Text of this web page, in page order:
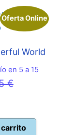
Oferta Online
World
en 5 a 15
€El
era:
carrito